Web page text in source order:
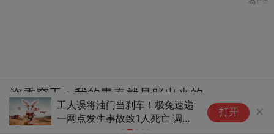
工人误将油门当刹车！极兔速递
一网点发生事故致1人死亡 调查
打开
盗香窃玉：我的青春就是赌出来的